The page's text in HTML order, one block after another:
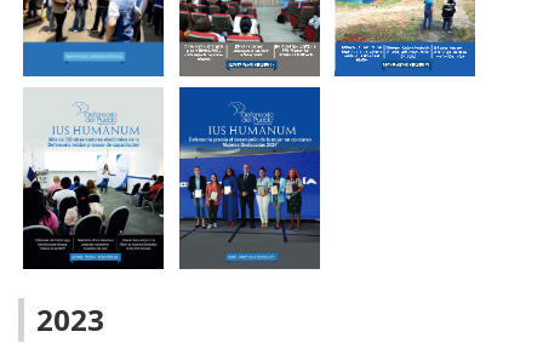
Boletín
Septiembre
Boletín Agosto
2024
Boletín Digital -
Julio 2024
Boletín Mayo
Elecciones
2024
Boletín Digital -
Junio 2024
2023